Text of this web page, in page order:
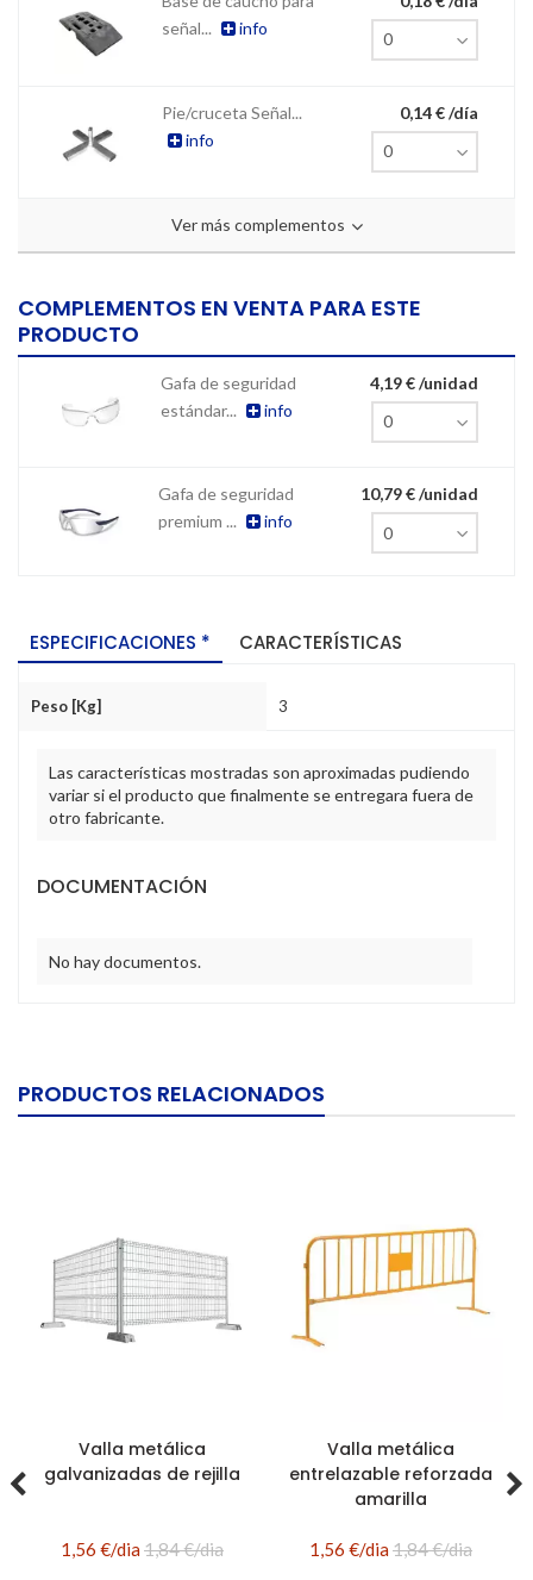
señal...
info
Pie/cruceta Señal...
info
0,14 € /día
Ver más complementos
COMPLEMENTOS EN VENTA PARA ESTE
PRODUCTO
Gafa de seguridad
estándar...
info
4,19 € /unidad
Gafa de seguridad
premium ...
info
10,79 € /unidad
ESPECIFICACIONES * CARACTERÍSTICAS
Peso [Kg] 3
Las características mostradas son aproximadas pudiendo
variar si el producto que finalmente se entregara fuera de
otro fabricante.
DOCUMENTACIÓN
No hay documentos.
PRODUCTOS RELACIONADOS
Valla metálica
galvanizadas de rejilla
1,56 €/dia1,84 €/dia
Valla metálica
entrelazable reforzada
amarilla
1,56 €/dia1,84 €/dia